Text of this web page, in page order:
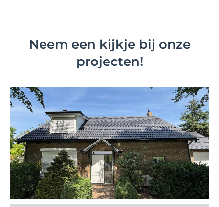
Neem een kijkje bij onze
projecten!
Bekijk project